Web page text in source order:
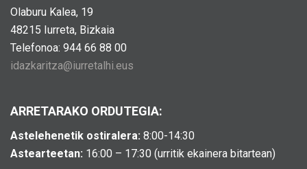
Olaburu Kalea, 19
48215 Iurreta, Bizkaia
Telefonoa: 944 66 88 00
idazkaritza@iurretalhi.eus
ARRETARAKO ORDUTEGIA:
Astelehenetik ostiralera: 8:00-14:30
Astearteetan: 16:00 – 17:30 (urritik ekainera bitartean)